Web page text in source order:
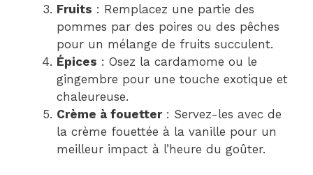
Fruits : Remplacez une partie des
pommes par des poires ou des pêches
pour un mélange de fruits succulent.
Épices : Osez la cardamome ou le
gingembre pour une touche exotique et
chaleureuse.
Crème à fouetter: Servez-les avec de
la crème fouettée à la vanille pour un
meilleur impact à l’heure du goûter.